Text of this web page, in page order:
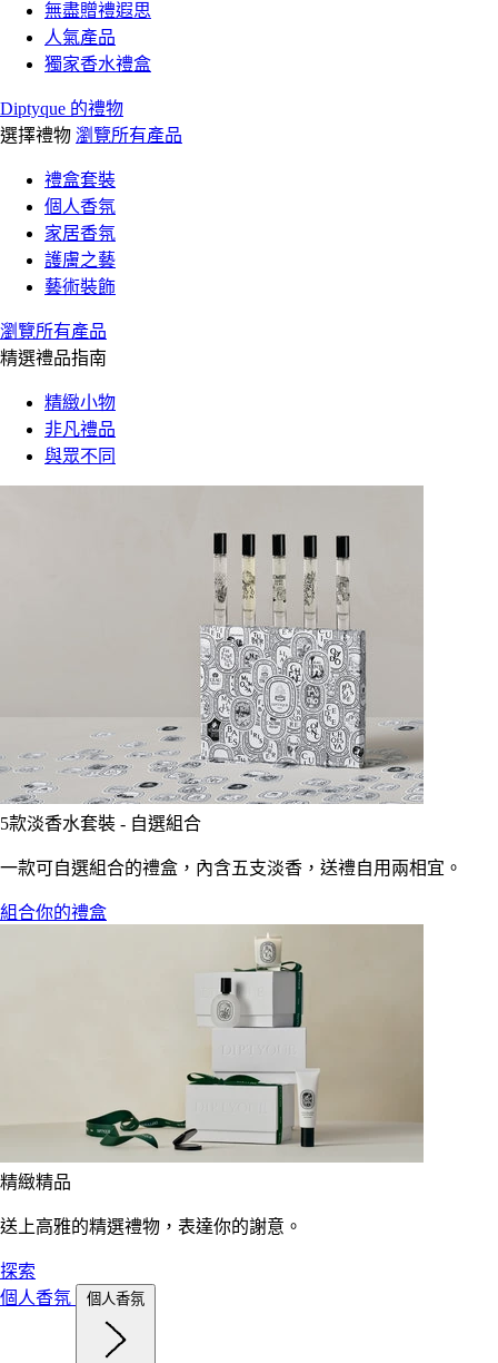
無盡贈禮遐思
人氣產品
獨家香水禮盒
Diptyque 的禮物
選擇禮物 瀏覽所有產品
禮盒套裝
個人香氛
家居香氛
護膚之藝
藝術裝飾
瀏覽所有產品
精選禮品指南
精緻小物
非凡禮品
與眾不同
5款淡香水套裝 - 自選組合
一款可自選組合的禮盒，內含五支淡香，送禮自用兩相宜。
組合你的禮盒
精緻精品
送上高雅的精選禮物，表達你的謝意。
探索
個人香氛
個人香氛